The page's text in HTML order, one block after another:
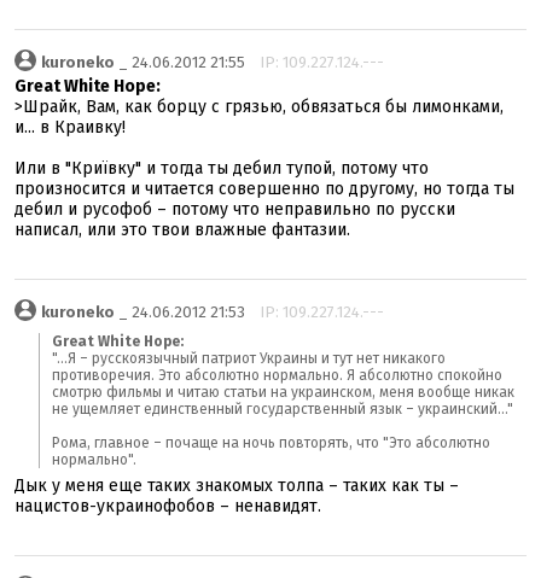
kuroneko _ 24.06.2012 21:55 IP: 109.227.124.---
Great White Hope:
>Шрайк, Вам, как борцу с грязью, обвязаться бы лимонками,
и... в Краивку!
Или в "Криївку" и тогда ты дебил тупой, потому что
произносится и читается совершенно по другому, но тогда ты
дебил и русофоб – потому что неправильно по русски
написал, или это твои влажные фантазии.
kuroneko _ 24.06.2012 21:53 IP: 109.227.124.---
Great White Hope:
"...Я – русскоязычный патриот Украины и тут нет никакого
противоречия. Это абсолютно нормально. Я абсолютно спокойно
смотрю фильмы и читаю статьи на украинском, меня вообще никак
не ущемляет единственный государственный язык – украинский..."
Рома, главное – почаще на ночь повторять, что "Это абсолютно
нормально".
Дык у меня еще таких знакомых толпа – таких как ты –
нацистов-украинофобов – ненавидят.